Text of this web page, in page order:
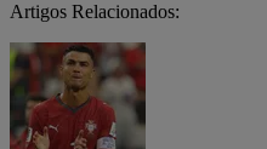
Artigos Relacionados: